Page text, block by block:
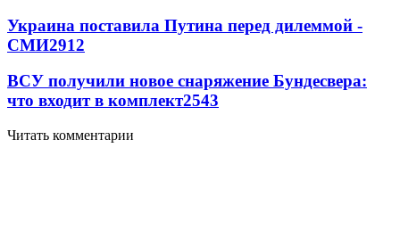
Украина поставила Путина перед дилеммой -
СМИ2912
ВСУ получили новое снаряжение Бундесвера:
что входит в комплект2543
Читать комментарии